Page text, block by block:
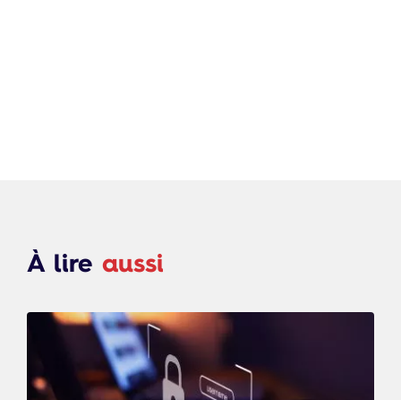
À lire aussi